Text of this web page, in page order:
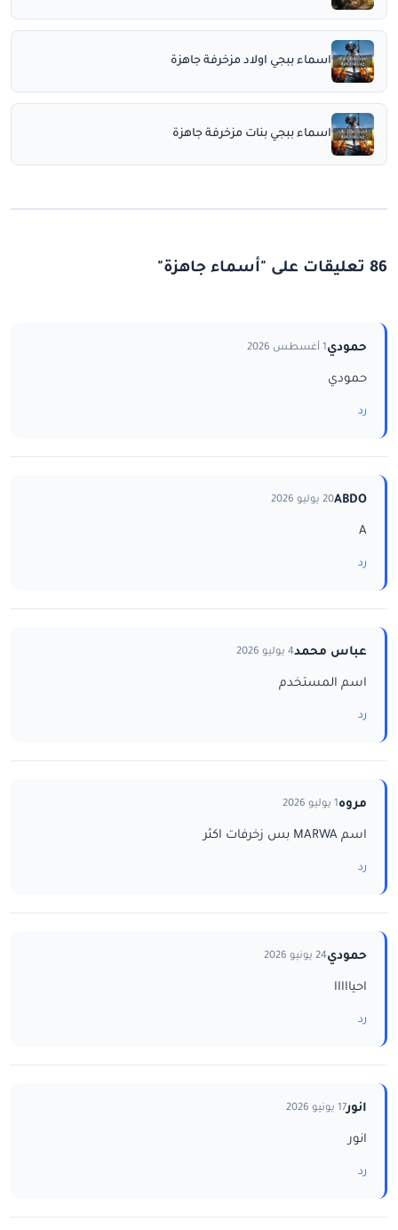
اسماء ببجي اولاد مزخرفة جاهزة
اسماء ببجي بنات مزخرفة جاهزة
86 تعليقات على "أسماء جاهزة"
حمودي1 أغسطس 2026
حمودي
رد
ABDO20 يوليو 2026
A
رد
عباس محمد4 يوليو 2026
اسم المستخدم
رد
مروه1 يوليو 2026
اسم MARWA بس زخرفات اكثر
رد
حمودي24 يونيو 2026
احيااااا
رد
انور17 يونيو 2026
انور
رد